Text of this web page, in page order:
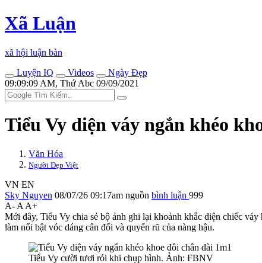
Xã Luận
xã hội luận bàn
Luyện IQ
Videos
Ngày Đẹp
09:09:09 AM, Thứ Abc 09/09/2021
Tiểu Vy diện váy ngắn khéo
Văn Hóa
Người Đẹp Việt
VN EN
Sky Nguyen 08/07/26 09:17am nguồn bình luận 999
A- A A+
Mới đây, Tiểu Vy chia sẻ bộ ảnh ghi lại khoảnh khắc diện chiếc
làm nổi bật vóc dáng cân đối và quyến rũ của nàng hậu.
Tiểu Vy cười tươi rói khi chụp hình. Ảnh: FBNV